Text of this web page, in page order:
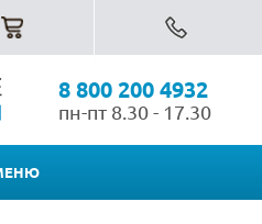
8 800 200 4932
пн-пт 8.30 - 17.30